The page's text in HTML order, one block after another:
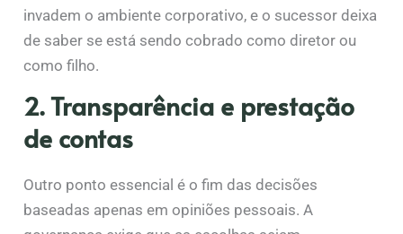
invadem o ambiente corporativo, e o sucessor deixa
de saber se está sendo cobrado como diretor ou
como filho.
2. Transparência e prestação
de contas
Outro ponto essencial é o fim das decisões
baseadas apenas em opiniões pessoais. A